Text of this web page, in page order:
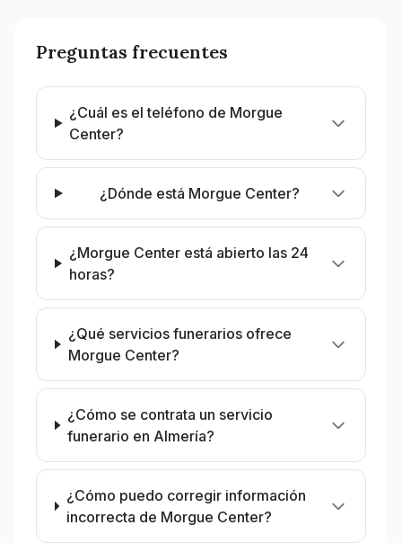
Preguntas frecuentes
¿Cuál es el teléfono de Morgue
Center?
¿Dónde está Morgue Center?
¿Morgue Center está abierto las 24
horas?
¿Qué servicios funerarios ofrece
Morgue Center?
¿Cómo se contrata un servicio
funerario en Almería?
¿Cómo puedo corregir información
incorrecta de Morgue Center?